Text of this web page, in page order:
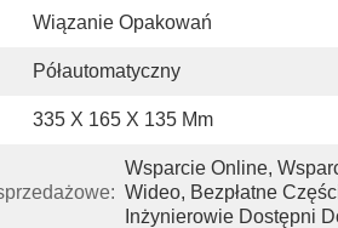
Wiązanie Opakowań
Półautomatyczny
335 X 165 X 135 Mm
Wsparcie Online,
Wideo, Bezpłatne
Inżynierowie Dostępni